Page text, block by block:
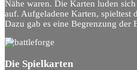
Nähe waren. Die Karten luden
auf. Aufgeladene Karten, spieltest
Dazu gab es eine Begrenzung der
Die Spielkarten